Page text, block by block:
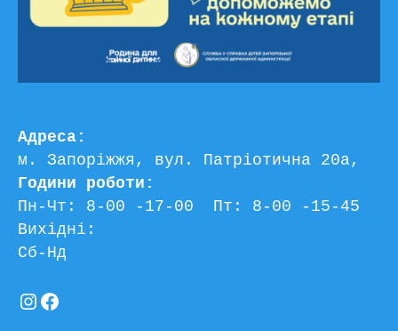
Адреса:
м. Запоріжжя, вул. Патріотична 20а,
Години роботи:
Пн-Чт: 8-00 -17-00  Пт: 8-00 -15-45
Вихідні:
Сб-Нд
Instagram
Facebook